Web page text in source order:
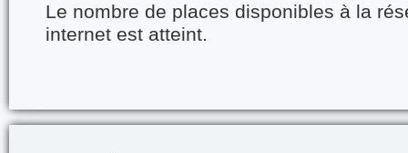
Le nombre de places disponibles à la
internet est atteint.